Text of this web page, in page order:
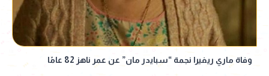
وفاة ماري ريفيرا نجمة “سبايدر مان” عن عمر ناهز 82 عامًا